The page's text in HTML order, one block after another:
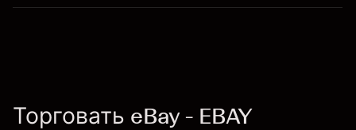
Торговать eBay - EBAY